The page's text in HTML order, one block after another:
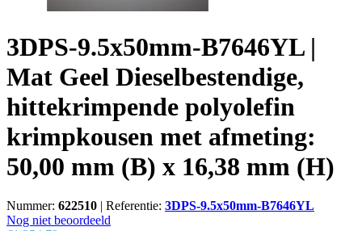
3DPS-9.5x50mm-B7646YL |
Mat Geel Dieselbestendige,
hittekrimpende polyolefin
krimpkousen met afmeting:
50,00 mm (B) x 16,38 mm (H)
Nummer: 622510 | Referentie: 3DPS-9.5x50mm-B7646YL
Nog niet beoordeeld